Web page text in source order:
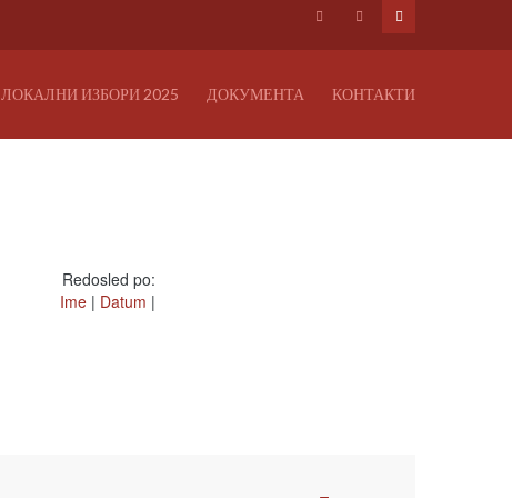
ЛОКАЛНИ ИЗБОРИ 2025 ДОКУМЕНТА КОНТАКТИ
Redosled po:
Ime | Datum |